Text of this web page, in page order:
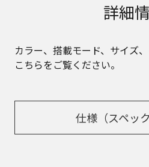
詳細
カラー、搭載モード、サイズ
こちらをご覧ください。
仕様（スペッ